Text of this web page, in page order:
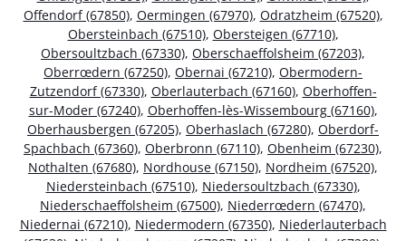
Offendorf (67850), Oermingen (67970), Odratzheim (67520),
Obersteinbach (67510), Obersteigen (67710),
Obersoultzbach (67330), Oberschaeffolsheim (67203),
Oberrœdern (67250), Obernai (67210), Obermodern-
Zutzendorf (67330), Oberlauterbach (67160), Oberhoffen-
sur-Moder (67240), Oberhoffen-lès-Wissembourg (67160),
Oberhausbergen (67205), Oberhaslach (67280), Oberdorf-
Spachbach (67360), Oberbronn (67110), Obenheim (67230),
Nothalten (67680), Nordhouse (67150), Nordheim (67520),
Niedersteinbach (67510), Niedersoultzbach (67330),
Niederschaeffolsheim (67500), Niederrœdern (67470),
Niedernai (67210), Niedermodern (67350), Niederlauterbach